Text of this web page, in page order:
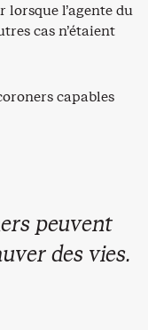
lorsque l’agente du
cas n’étaient
capables
peuvent
des vies.